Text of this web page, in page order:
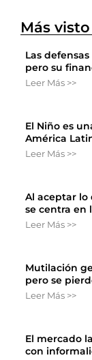
Más visto
Las
pero su
Leer Más >>
El Niño es
América
Leer Más >>
Al aceptar lo
se centra en
Leer Más >>
Mutilación
pero se
Leer Más >>
El mercado
con